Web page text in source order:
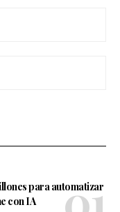
para automatizar
con IA